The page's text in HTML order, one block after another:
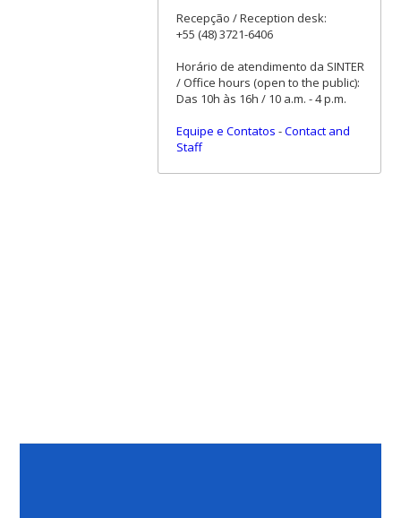
Recepção / Reception desk:
+55 (48) 3721-6406
Horário de atendimento da SINTER
/ Office hours (open to the public):
Das 10h às 16h / 10 a.m. - 4 p.m.
Equipe e Contatos -Contact and
Staff